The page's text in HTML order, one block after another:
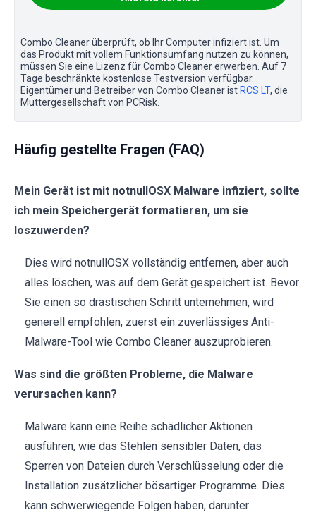
Combo Cleaner überprüft, ob Ihr Computer infiziert ist. Um
das Produkt mit vollem Funktionsumfang nutzen zu können,
müssen Sie eine Lizenz für Combo Cleaner erwerben. Auf 7
Tage beschränkte kostenlose Testversion verfügbar.
Eigentümer und Betreiber von Combo Cleaner ist RCS LT, die
Muttergesellschaft von PCRisk.
Häufig gestellte Fragen (FAQ)
Mein Gerät ist mit notnullOSX Malware infiziert, sollte
ich mein Speichergerät formatieren, um sie
loszuwerden?
Dies wird notnullOSX vollständig entfernen, aber auch
alles löschen, was auf dem Gerät gespeichert ist. Bevor
Sie einen so drastischen Schritt unternehmen, wird
generell empfohlen, zuerst ein zuverlässiges Anti-
Malware-Tool wie Combo Cleaner auszuprobieren.
Was sind die größten Probleme, die Malware
verursachen kann?
Malware kann eine Reihe schädlicher Aktionen
ausführen, wie das Stehlen sensibler Daten, das
Sperren von Dateien durch Verschlüsselung oder die
Installation zusätzlicher bösartiger Programme. Dies
kann schwerwiegende Folgen haben, darunter